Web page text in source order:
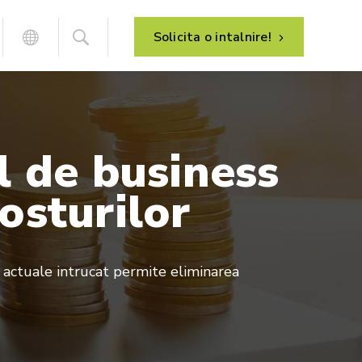
Solicita o intalnire!
Analiza proceselor de afaceri
Implementarea sistemului
Managementul de proiect
Dezvoltarea sistemului
Suport post-implementare
Mentenanta sistemului
HR – management resurse umane
E-commerce – vanzare online
B2C – magazin online
de business
intrucat permite eliminarea